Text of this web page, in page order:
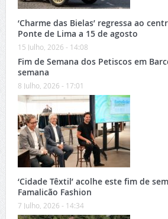
‘Charme das Bielas’ regressa ao
Ponte de Lima a 15 de agosto
15 Julho, 2026 - 14:08
Fim de Semana dos Petiscos em
semana
8 Julho, 2026 - 17:01
‘Cidade Têxtil’ acolhe este fim de
Famalicão Fashion
7 Julho, 2026 - 14:34